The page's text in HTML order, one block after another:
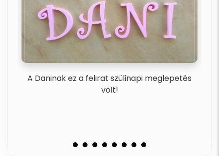
A Daninak ez a felirat szülinapi meglepetés
volt!